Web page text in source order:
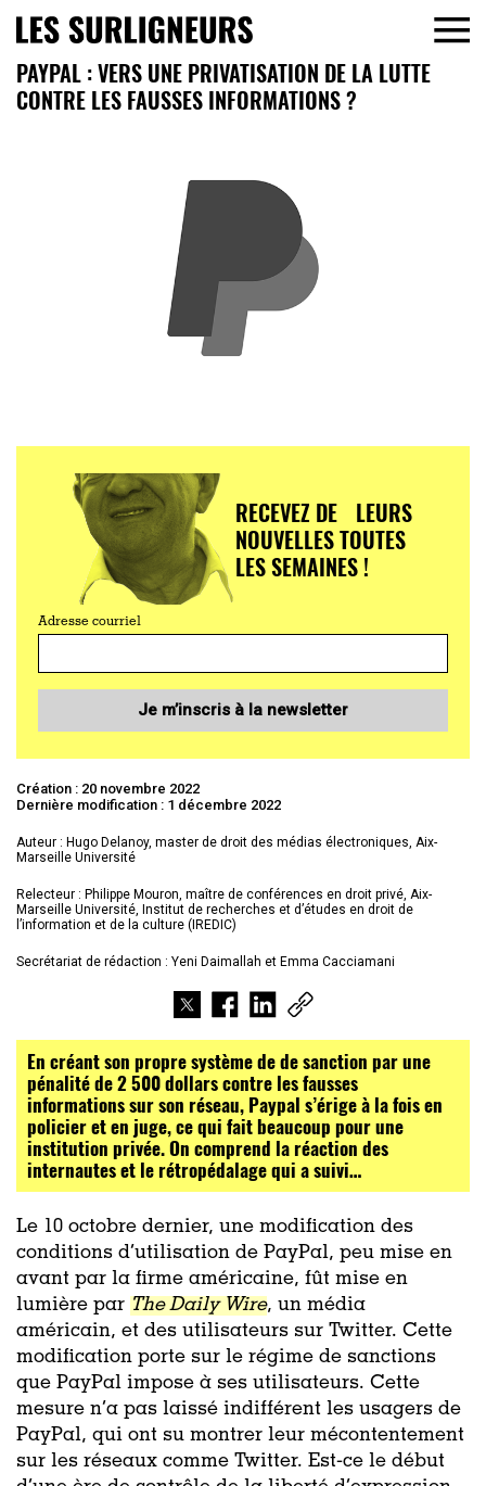
PAYPAL : VERS UNE PRIVATISATION DE LA LUTTE
CONTRE LES FAUSSES INFORMATIONS ?
RECEVEZ DE LEURS
NOUVELLES TOUTES
LES SEMAINES !
Adresse courriel
Je m’inscris à la newsletter
Création : 20 novembre 2022
Dernière modification : 1 décembre 2022
Auteur : Hugo Delanoy, master de droit des médias électroniques, Aix-
Marseille Université
Relecteur : Philippe Mouron, maître de conférences en droit privé, Aix-
Marseille Université, Institut de recherches et d’études en droit de
l’information et de la culture (IREDIC)
Secrétariat de rédaction : Yeni Daimallah et Emma Cacciamani
En créant son propre système de de sanction par une
pénalité de 2 500 dollars contre les fausses
informations sur son réseau, Paypal s’érige à la fois en
policier et en juge, ce qui fait beaucoup pour une
institution privée. On comprend la réaction des
internautes et le rétropédalage qui a suivi…
Le 10 octobre dernier, une modification des
conditions d’utilisation de PayPal, peu mise en
avant par la firme américaine, fût mise en
lumière par The Daily Wire, un média
américain, et des utilisateurs sur Twitter. Cette
modification porte sur le régime de sanctions
que PayPal impose à ses utilisateurs. Cette
mesure n’a pas laissé indifférent les usagers de
PayPal, qui ont su montrer leur mécontentement
sur les réseaux comme Twitter. Est-ce le début